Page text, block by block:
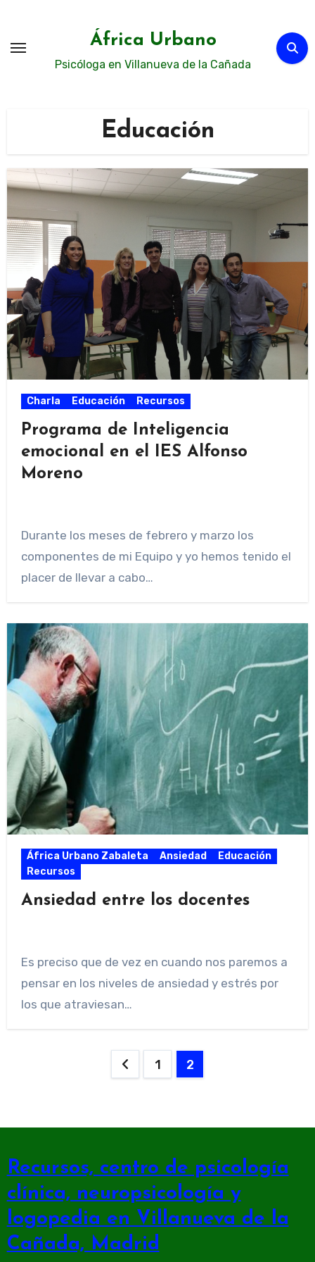
contenido
África Urbano
Psicóloga en Villanueva de la Cañada
Educación
Charla Educación Recursos
Programa de Inteligencia
emocional en el IES Alfonso
Moreno
Durante los meses de febrero y marzo los
componentes de mi Equipo y yo hemos tenido el
placer de llevar a cabo…
África Urbano Zabaleta Ansiedad
Educación
Recursos
Ansiedad entre los docentes
Es preciso que de vez en cuando nos paremos a
pensar en los niveles de ansiedad y estrés por
los que atraviesan…
Paginación
1 2
Recursos, centro de psicología
clínica, neuropsicología y
logopedia en Villanueva de la
Cañada, Madrid